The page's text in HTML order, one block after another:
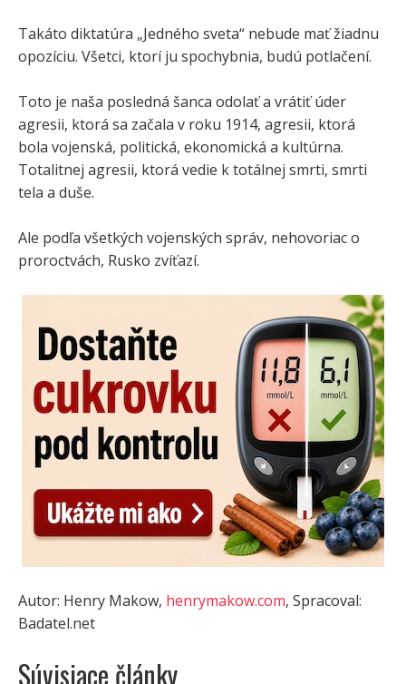
Takáto diktatúra „Jedného sveta“ nebude mať žiadnu
opozíciu. Všetci, ktorí ju spochybnia, budú potlačení.
Toto je naša posledná šanca odolať a vrátiť úder
agresii, ktorá sa začala v roku 1914, agresii, ktorá
bola vojenská, politická, ekonomická a kultúrna.
Totalitnej agresii, ktorá vedie k totálnej smrti, smrti
tela a duše.
Ale podľa všetkých vojenských správ, nehovoriac o
proroctvách, Rusko zvíťazí.
Autor: Henry Makow, henrymakow.com, Spracoval:
Badatel.net
Súvisiace články